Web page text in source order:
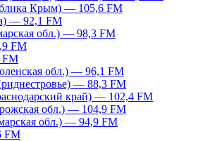
Крым) — 105,6 FM
— 92,1 FM
обл.) — 98,3 FM
FM
FM
обл.) — 96,1 FM
— 88,3 FM
край) — 102,4 FM
обл.) — 104,9 FM
обл.) — 94,9 FM
FM